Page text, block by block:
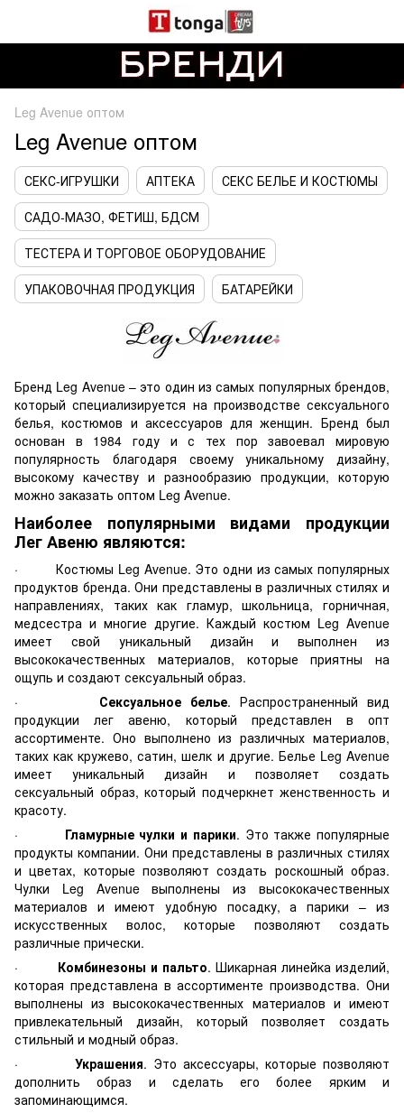
Leg Avenue оптом
Leg Avenue оптом
СЕКС-ИГРУШКИ АПТЕКА
СЕКС БЕЛЬЕ И КОСТЮМЫ
САДО-МАЗО, ФЕТИШ, БДСМ
ТЕСТЕРА И ТОРГОВОЕ ОБОРУДОВАНИЕ
УПАКОВОЧНАЯ ПРОДУКЦИЯ
БАТАРЕЙКИ
Бренд Leg Avenue – это один из самых популярных брендов,
который специализируется на производстве сексуального
белья, костюмов и аксессуаров для женщин. Бренд был
основан в 1984 году и с тех пор завоевал мировую
популярность благодаря своему уникальному дизайну,
высокому качеству и разнообразию продукции, которую
можно заказать оптом Leg Avenue.
Наиболее популярными видами продукции
Лег Авеню являются:
· Костюмы Leg Avenue. Это одни из самых популярных
продуктов бренда. Они представлены в различных стилях и
направлениях, таких как гламур, школьница, горничная,
медсестра и многие другие. Каждый костюм Leg Avenue
имеет свой уникальный дизайн и выполнен из
высококачественных материалов, которые приятны на
ощупь и создают сексуальный образ.
·
Сексуальное белье. Распространенный вид
продукции лег авеню, который представлен в опт
ассортименте. Оно выполнено из различных материалов,
таких как кружево, сатин, шелк и другие. Белье Leg Avenue
имеет уникальный дизайн и позволяет создать
сексуальный образ, который подчеркнет женственность и
красоту.
·
Гламурные чулки и парики. Это также популярные
продукты компании. Они представлены в различных стилях
и цветах, которые позволяют создать роскошный образ.
Чулки Leg Avenue выполнены из высококачественных
материалов и имеют удобную посадку, а парики – из
искусственных волос, которые позволяют создать
различные прически.
·
Комбинезоны и пальто. Шикарная линейка изделий,
которая представлена в ассортименте производства. Они
выполнены из высококачественных материалов и имеют
привлекательный дизайн, который позволяет создать
стильный и модный образ.
· Украшения. Это аксессуары, которые позволяют
дополнить образ и сделать его более ярким и
запоминающимся.